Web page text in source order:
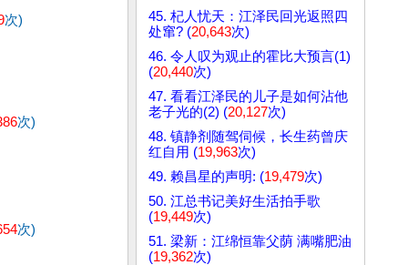
次)
次)
次)
45. 杞人忧天：江泽民回光返照四
处窜? (20,643次)
46. 令人叹为观止的霍比大预言(1)
(20,440次)
47. 看看江泽民的儿子是如何沾他
老子光的(2) (20,127次)
48. 镇静剂随驾伺候，长生药曾庆
红自用 (19,963次)
49. 赖昌星的声明: (19,479次)
50. 江总书记美好生活拍手歌
(19,449次)
51. 梁新：江绵恒靠父荫 满嘴肥油
(19,362次)